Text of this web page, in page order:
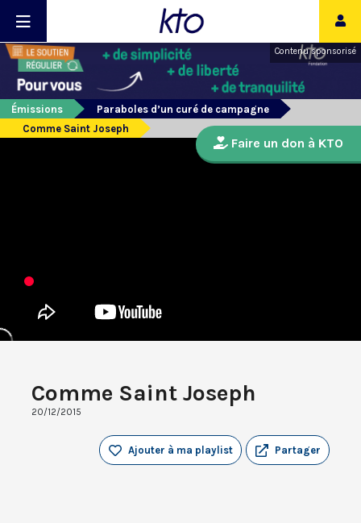
Contenu sponsorisé
Émissions
Paraboles d’un curé de campagne
Comme Saint Joseph
Comme Saint Joseph
20/12/2015
Partager
Ajouter à ma playlist
Faire un don à KTO